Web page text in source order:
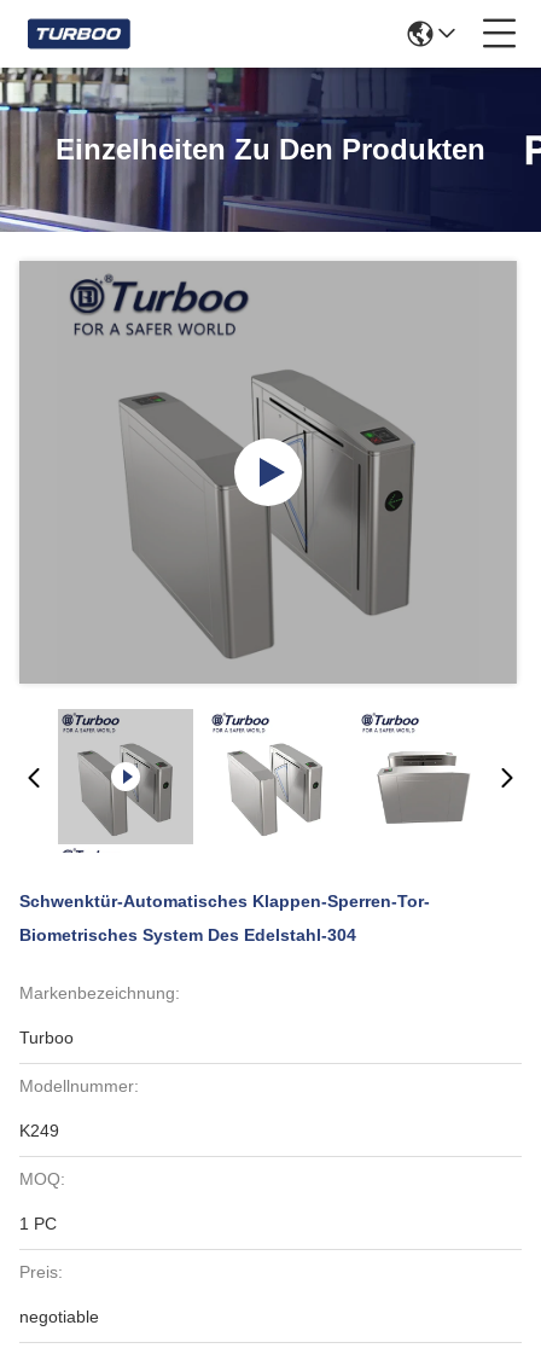
Einzelheiten Zu Den Produkten
Schwenktür-Automatisches Klappen-Sperren-Tor-
Biometrisches System Des Edelstahl-304
Markenbezeichnung:
Turboo
Modellnummer:
K249
MOQ:
1 PC
Preis:
negotiable